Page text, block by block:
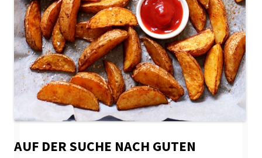
AUF DER SUCHE NACH GUTEN